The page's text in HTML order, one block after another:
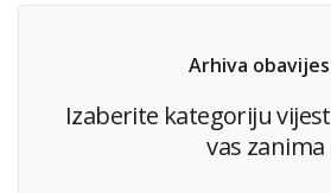
Arhiva
Izaberite kategoriju
vas zanima